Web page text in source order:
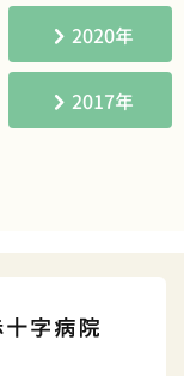
2020年
2017年